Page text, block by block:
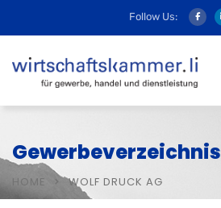
Follow Us:
Gewerbeverzeichnis
HOME WOLF DRUCK AG